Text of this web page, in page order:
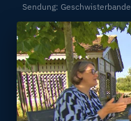
Sendung: Geschwisterbande